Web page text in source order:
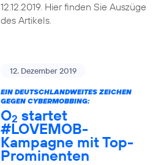
12.12.2019. Hier finden Sie Auszüge
des Artikels.
12. Dezember 2019
EIN DEUTSCHLANDWEITES ZEICHEN
GEGEN CYBERMOBBING:
O2 startet
#LOVEMOB-
Kampagne mit Top-
Prominenten